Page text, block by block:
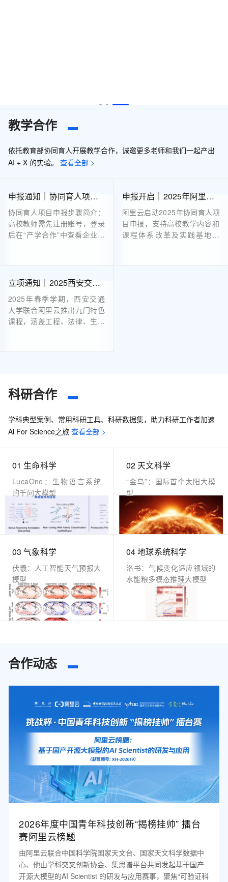
教学合作
依托教育部协同育人开展教学合作，诚邀更多老师和我们一起产出
AI + X 的实验。
查看全部 >
申报通知｜协同育人项目申报步骤
协同育人项目申报步骤简介：
高校教师需先注册账号，登录
后在“产学合作”中查看企业项
审核通过后，高校与企业签署
收标准等。具体流程可参考平
台发布的《2024年产学合作
协同育人项目高校申报说
申报开启｜2025年阿里云协同育人项目申报指南
阿里云启动2025年协同育人项
目申报，支持高校教学内容和
课程体系改革及实践基地建
立项通知｜2025西安交通大学 -阿里云课程（第一批）上线
2025年春季学期，西安交通
大学联合阿里云推出九门特色
课程，涵盖工程、法律、生命
升能力。结课后还将颁发阿里
云创作者证书，助力学生成长
业背景如何，都能找到适合自
己的AI进化路径。机会难得，
科研合作
学科典型案例、常用科研工具、科研数据集，助力科研工作者加速
Al For Science之旅 查看全部 >
01 生命科学
LucaOne：生物语言系统
的千问大模型
02 天文科学
“金乌”：国际首个太阳大模
型
03 气象科学
伏羲：人工智能天气预报大
模型
04 地球系统科学
洛书：气候变化适应领域的
水能粮多模态推理大模型
合作动态
2026年度中国青年科技创新“揭榜挂帅” 擂台
赛阿里云榜题
由阿里云联合中国科学院国家天文台、国家天文科学数据中
心、他山学科交叉创新协会、集思谱平台共同发起基于国产
开源大模型的AI Scientist 的研发与应用赛事，聚焦“可验证科